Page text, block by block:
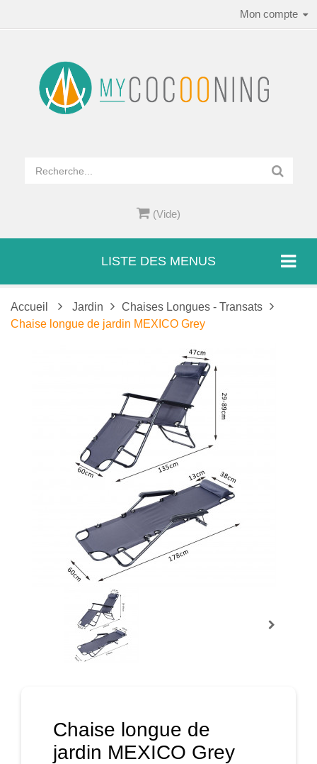
Mon compte
(Vide)
LISTE DES MENUS
Accueil Jardin
Chaises Longues - Transats
Chaise longue de jardin MEXICO Grey
Chaise longue de
jardin MEXICO Grey